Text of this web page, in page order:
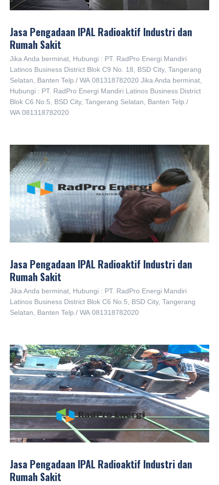
Jasa Pengadaan IPAL Radioaktif Industri dan
Rumah Sakit
Jika Anda berminat, Hubungi : PT. RadPro Energi Mandiri
Latinos Business District Blok C9 No. 18, BSD City, Tangerang
Selatan, Banten Telp./ WA 081318782020 Jika Anda berminat,
Hubungi : PT. RadPro Energi Mandiri Latinos Business District
Blok C6 No.5, BSD City, Tangerang Selatan, Banten Telp./
WA 081318782020
Jasa Pengadaan IPAL Radioaktif Industri dan
Rumah Sakit
Jika Anda berminat, Hubungi : PT. RadPro Energi Mandiri
Latinos Business District Blok C6 No.5, BSD City, Tangerang
Selatan, Banten Telp./ WA 081318782020
Jasa Pengadaan IPAL Radioaktif Industri dan
Rumah Sakit